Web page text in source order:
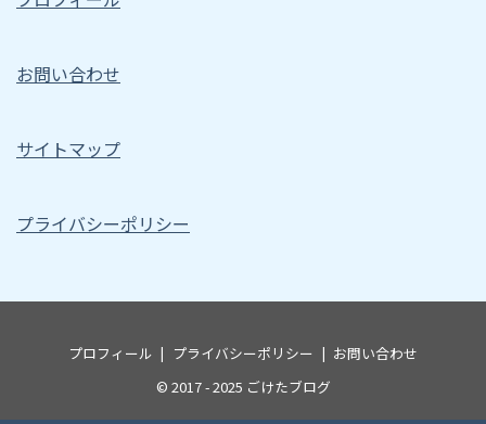
お問い合わせ
サイトマップ
プライバシーポリシー
プロフィール プライバシーポリシー
お問い合わせ
© 2017 - 2025 ごけたブログ